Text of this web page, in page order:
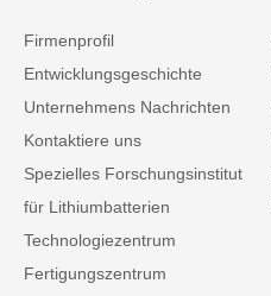
Firmenprofil
Entwicklungsgeschichte
Unternehmens Nachrichten
Kontaktiere uns
Spezielles Forschungsinstitut
für Lithiumbatterien
Technologiezentrum
Fertigungszentrum